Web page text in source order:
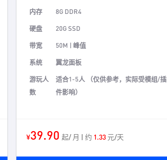
内存
8G DDR4
硬盘
20G SSD
带宽
50M | 峰值
系统
翼龙面板
游玩人
数
适合1-5人 （仅供参考，实际受模组/插
件影响）
¥39.90 起/ 月 | 约 1.33元/天